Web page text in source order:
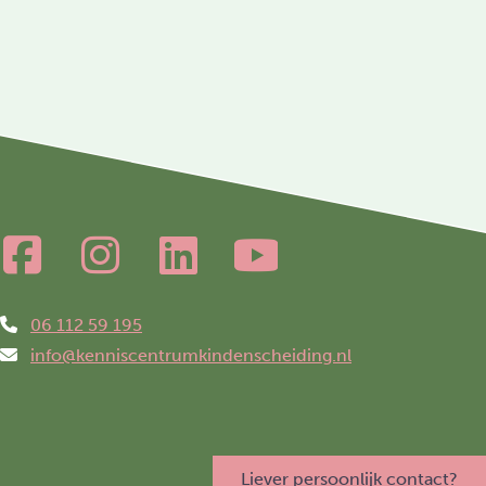
06 112 59 195
info@kenniscentrumkindenscheiding.nl
Liever persoonlijk contact?